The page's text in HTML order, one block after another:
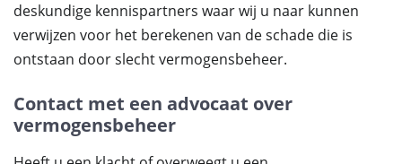
deskundige kennispartners waar wij u naar kunnen
verwijzen voor het berekenen van de schade die is
ontstaan door slecht vermogensbeheer.
Contact met een advocaat over
vermogensbeheer